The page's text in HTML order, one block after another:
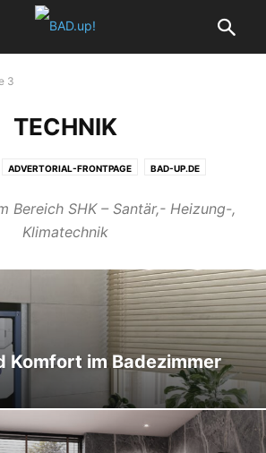
3
TECHNIK
ADVERTORIAL-FRONTPAGE BAD-UP.DE
BARRIEREFREIES BAD DESIGNBÄDER
WCS HEIZUNG HOME
TRENDS VIDEOS
WOHNBADEN EDITORIAL
Bereich SHK – Santär,- Heizung-,
Klimatechnik
Komfort im Badezimmer